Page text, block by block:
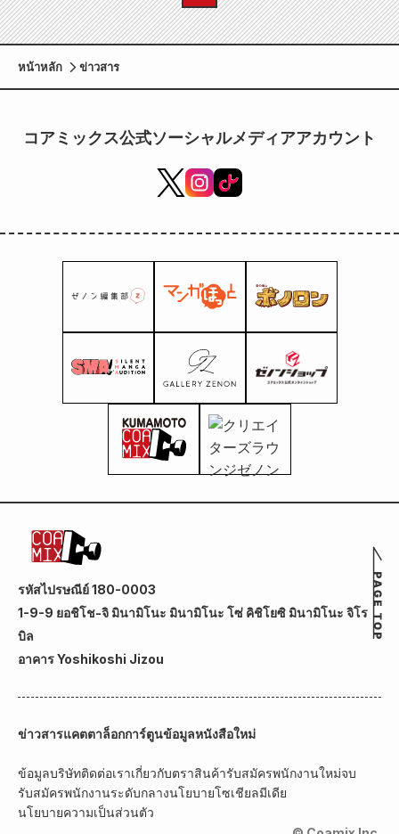
หน้าหลัก ข่าวสาร
コアミックス公式ソーシャルメディアアカウント
รหัสไปรษณีย์ 180-0003
1-9-9 ยอชิโช-จิ มินามิโนะ มินามิโนะ โซ่ คิชิโยซิ มินามิโนะ จิโร
บิล
อาคาร Yoshikoshi Jizou
ข่าวสารแคตตาล็อกการ์ตูนข้อมูลหนังสือใหม่
ข้อมูลบริษัทติดต่อเราเกี่ยวกับตราสินค้ารับสมัครพนักงานใหม่จบ
รับสมัครพนักงานระดับกลางนโยบายโซเชียลมีเดีย
นโยบายความเป็นส่วนตัว